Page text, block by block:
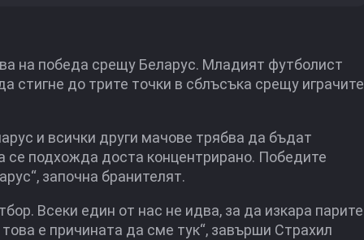
на победа срещу Беларус. Младият футболист
стигнe до трите точки в сблъсъка срещу играчите
и всички други мачове трябва да бъдат
се подхожда доста концентрирано. Победите
започна бранителят.
Всеки един от нас не идва, за да изкара парите
е причината да сме тук“, завърши Страхил